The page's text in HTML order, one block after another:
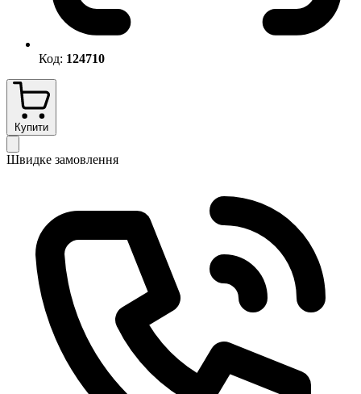
Код: 124710
Купити
Швидке замовлення